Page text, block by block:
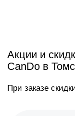
Акции и
CanDo в
При заказе